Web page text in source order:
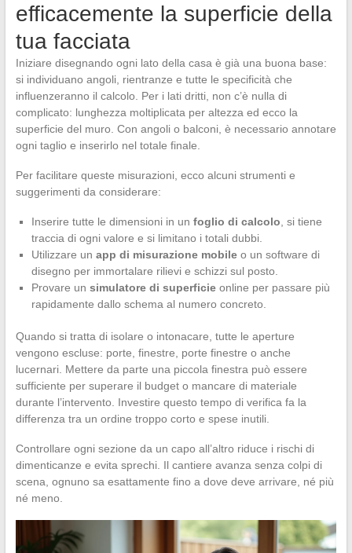
efficacemente la superficie della
tua facciata
Iniziare disegnando ogni lato della casa è già una buona base:
si individuano angoli, rientranze e tutte le specificità che
influenzeranno il calcolo. Per i lati dritti, non c’è nulla di
complicato: lunghezza moltiplicata per altezza ed ecco la
superficie del muro. Con angoli o balconi, è necessario annotare
ogni taglio e inserirlo nel totale finale.
Per facilitare queste misurazioni, ecco alcuni strumenti e
suggerimenti da considerare:
Inserire tutte le dimensioni in un foglio di calcolo , si tiene
traccia di ogni valore e si limitano i totali dubbi.
Utilizzare un app di misurazione mobileo un software di
disegno per immortalare rilievi e schizzi sul posto.
Provare un simulatore di superficieonline per passare più
rapidamente dallo schema al numero concreto.
Quando si tratta di isolare o intonacare, tutte le aperture
vengono escluse: porte, finestre, porte finestre o anche
lucernari. Mettere da parte una piccola finestra può essere
sufficiente per superare il budget o mancare di materiale
durante l’intervento. Investire questo tempo di verifica fa la
differenza tra un ordine troppo corto e spese inutili.
Controllare ogni sezione da un capo all’altro riduce i rischi di
dimenticanze e evita sprechi. Il cantiere avanza senza colpi di
scena, ognuno sa esattamente fino a dove deve arrivare, né più
né meno.